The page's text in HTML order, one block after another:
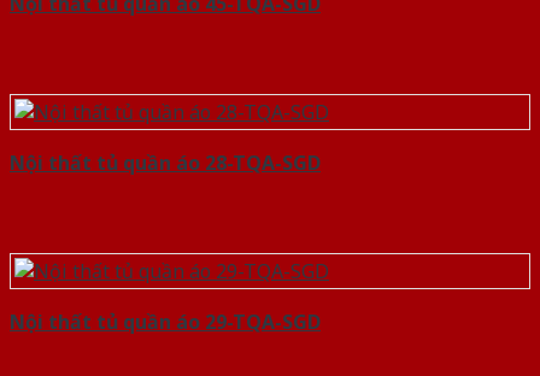
Nội thất tủ quần áo 28-TQA-SGD
Nội thất tủ quần áo 29-TQA-SGD